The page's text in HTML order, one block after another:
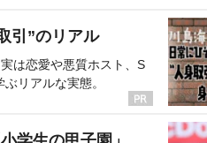
引”のリアル
は恋愛や悪質ホスト、S
リアルな実態。